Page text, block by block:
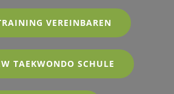
VEREINBAREN
TAEKWONDO SCHULE